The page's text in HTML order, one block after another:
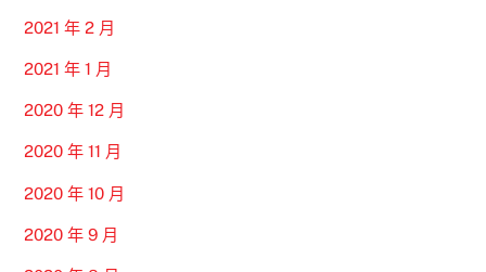
2021 年 2 月
2021 年 1 月
2020 年 12 月
2020 年 11 月
2020 年 10 月
2020 年 9 月